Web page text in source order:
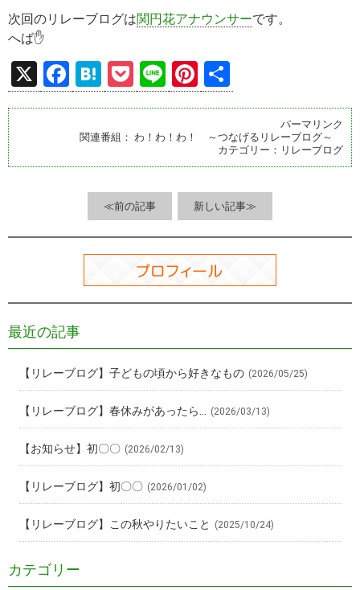
次回のリレーブログは関円花アナウンサーです。
へば✋
X
F
a
ce
b
o
k
H
at
e
n
a
P
o
ck
et
Li
n
e
Pi
nt
es
t
有
パーマリンク
関連番組： わ！わ！わ！ ～つなげるリレーブログ～
カテゴリー： リレーブログ
≪前の記事 新しい記事≫
最近の記事
【リレーブログ】子どもの頃から好きなもの (2026/05/25)
【リレーブログ】春休みがあったら… (2026/03/13)
【お知らせ】初〇〇 (2026/02/13)
【リレーブログ】初〇〇 (2026/01/02)
【リレーブログ】この秋やりたいこと (2025/10/24)
カテゴリー